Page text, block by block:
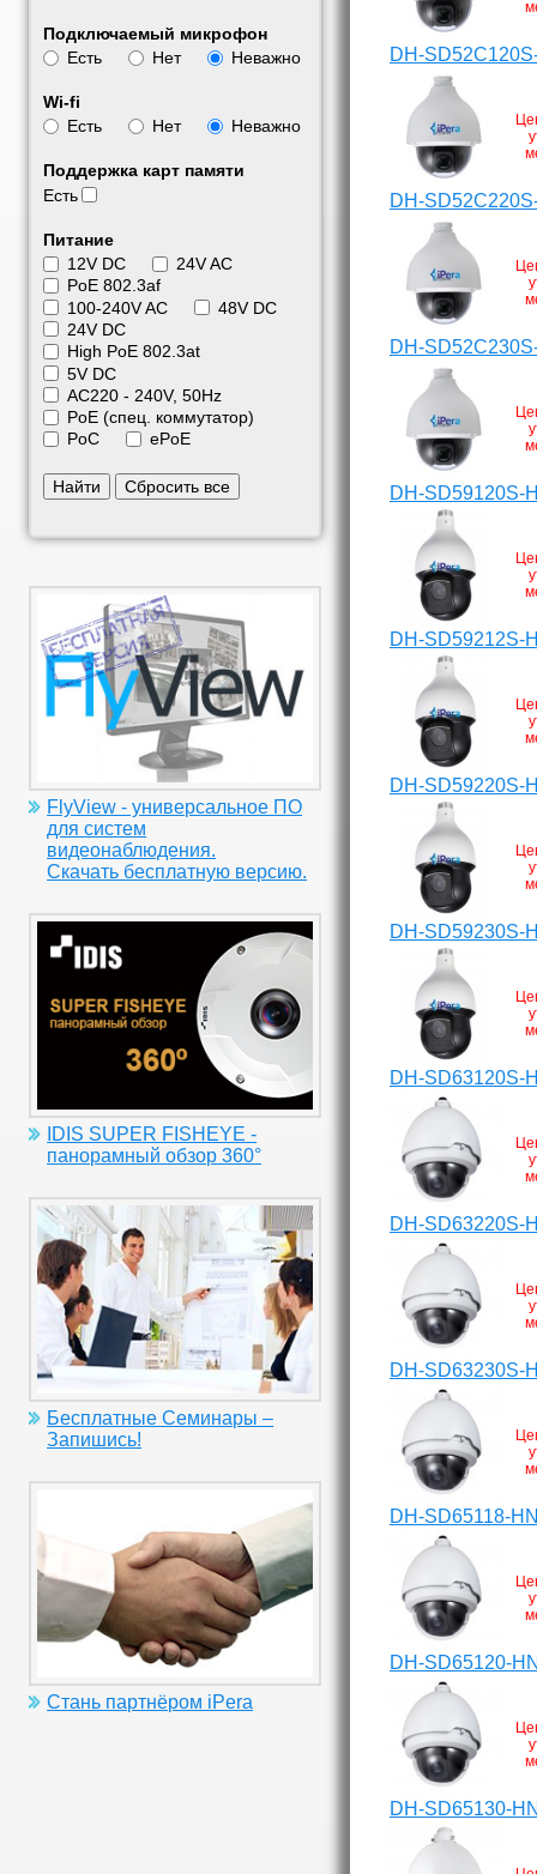
Подключаемый микрофон
Есть
Нет Неважно
Wi-fi
Есть
Нет Неважно
Поддержка карт памяти
Есть
Питание
12V DC
24V AC
PoE 802.3af
100-240V AC
48V DC
24V DC
High PoE 802.3at
5V DC
АС220 - 240V, 50Hz
PoE (спец. коммутатор)
PoC
ePoE
Найти Сбросить все
FlyView - универсальное ПО
для систем
видеонаблюдения.
Скачать бесплатную версию.
IDIS SUPER FISHEYE -
панорамный обзор 360°
Бесплатные Семинары –
Запишись!
Стань партнёром iPera
DH-
DH-
DH-
DH-SD59120S-
DH-SD59212S-
DH-SD59220S-
DH-SD59230S-
DH-SD63120S-
DH-SD63220S-
DH-SD63230S-
DH-SD65118-
DH-SD65120-
DH-SD65130-